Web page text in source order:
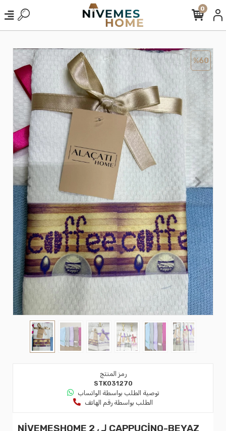
0
%60
رمز المنتج
STK031270
توصية الطلب بواسطة الواتساب
الطلب بواسطة رقم الهاتف
NİVEMESHOME 2 لي CAPPUCİNO-BEYAZ